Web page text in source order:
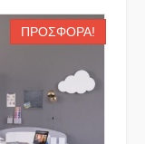
ΠΡΟΣΦΟΡΆ!